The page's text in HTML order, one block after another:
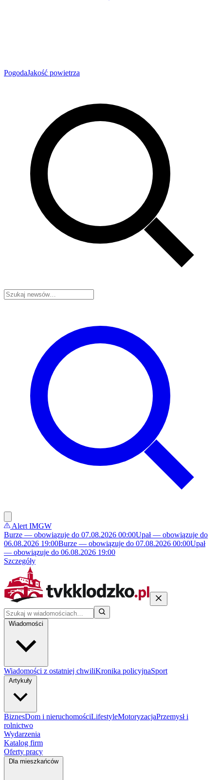
PogodaJakość powietrza
Alert IMGW
Burze — obowiązuje do 07.08.2026 00:00Upał — obowiązuje do
06.08.2026 19:00Burze — obowiązuje do 07.08.2026 00:00Upał
— obowiązuje do 06.08.2026 19:00
Szczegóły
Wiadomości
Wiadomości z ostatniej chwiliKronika policyjnaSport
Artykuły
BiznesDom i nieruchomościLifestyleMotoryzacjaPrzemysł i
rolnictwo
Wydarzenia
Katalog firm
Oferty pracy
Dla mieszkańców